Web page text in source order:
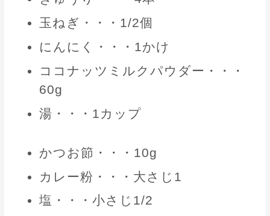
玉ねぎ・・・1/2個
にんにく・・・1かけ
ココナッツミルクパウダー・・・
60g
湯・・・1カップ
かつお節・・・10g
カレー粉・・・大さじ1
塩・・・小さじ1/2